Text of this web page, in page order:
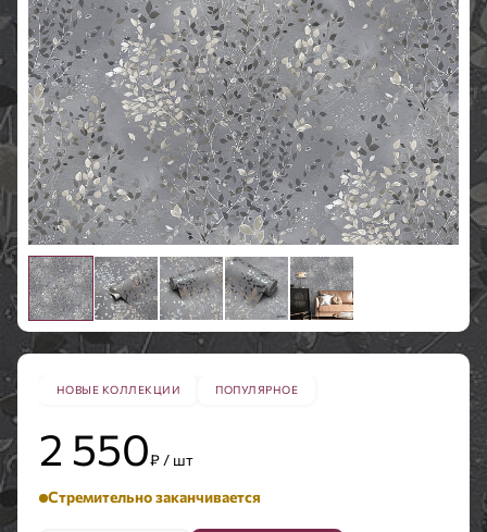
НОВЫЕ КОЛЛЕКЦИИ ПОПУЛЯРНОЕ
2 550₽ / шт
Стремительно заканчивается